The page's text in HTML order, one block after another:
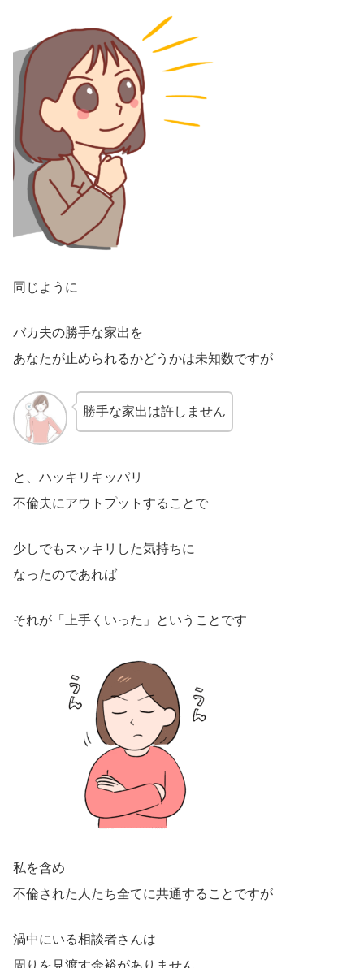
同じように
バカ夫の勝手な家出を
あなたが止められるかどうかは未知数ですが
勝手な家出は許しません
と、ハッキリキッパリ
不倫夫にアウトプットすることで
少しでもスッキリした気持ちに
なったのであれば
それが「上手くいった」ということです
私を含め
不倫された人たち全てに共通することですが
渦中にいる相談者さんは